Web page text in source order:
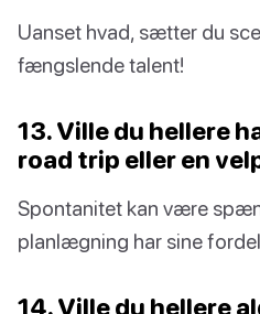
Uanset hvad, sætter du
fængslende talent!
13. Ville du hellere
road trip eller en
Spontanitet kan være
planlægning har sine
14. Ville du hellere